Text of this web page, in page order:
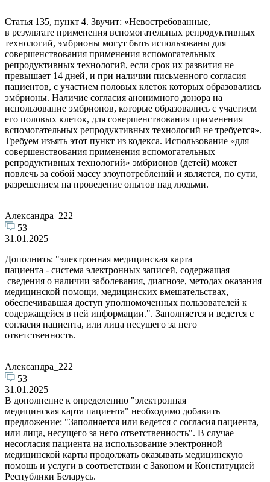
Статья 135, пункт 4. Звучит: «Невостребованные,
в результате применения вспомогательных репродуктивных
технологий, эмбрионы могут быть использованы для
совершенствования применения вспомогательных
репродуктивных технологий, если срок их развития не
превышает 14 дней, и при наличии письменного согласия
пациентов, с участием половых клеток которых образовались
эмбрионы. Наличие согласия анонимного донора на
использование эмбрионов, которые образовались с участием
его половых клеток, для совершенствования применения
вспомогательных репродуктивных технологий не требуется».
Требуем изъять этот пункт из кодекса. Использование «для
совершенствования применения вспомогательных
репродуктивных технологий» эмбрионов (детей) может
повлечь за собой массу злоупотреблений и является, по сути,
разрешением на проведение опытов над людьми.
Александра_222
53
31.01.2025
Дополнить: "электронная медицинская карта
пациента - система электронных записей, содержащая
сведения о наличии заболевания, диагнозе, методах оказания
медицинской помощи, медицинских вмешательствах,
обеспечивавшая доступ уполномоченных пользователей к
содержащейся в ней информации.". Заполняется и ведется с
согласия пациента, или лица несущего за него
ответственность.
Александра_222
53
31.01.2025
В дополнение к определению "электронная
медицинская карта пациента" необходимо добавить
предложение: "Заполняется или ведется с согласия пациента,
или лица, несущего за него ответственность". В случае
несогласия пациента на использование электронной
медицинской карты продолжать оказывать медицинскую
помощь и услуги в соответствии с Законом и Конституцией
Республики Беларусь.